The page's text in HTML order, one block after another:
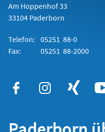
Am Hoppenhof 33
33104 Paderborn
Telefon: 05251 88-0
Fax:
05251 88-2000